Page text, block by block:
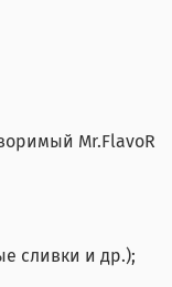
Mr.FlavoR
сливки и др.);